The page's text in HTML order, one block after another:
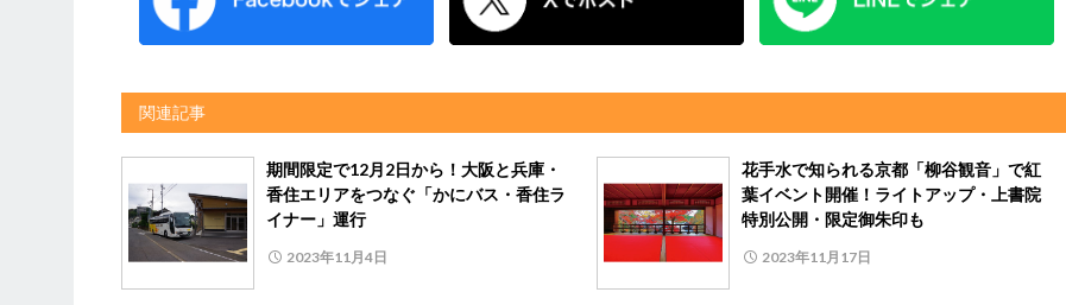
関連記事
期間限定で12月2日から！大阪と兵庫・
香住エリアをつなぐ「かにバス・香住ラ
イナー」運行
2023年11月4日
花手水で知られる京都「柳谷観音」で紅
葉イベント開催！ライトアップ・上書院
特別公開・限定御朱印も
2023年11月17日